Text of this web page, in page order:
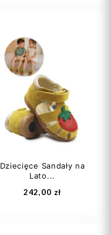
32
35
Dodaj do koszyka
Dziecięce Sandały na
Lato...
242,00 zł